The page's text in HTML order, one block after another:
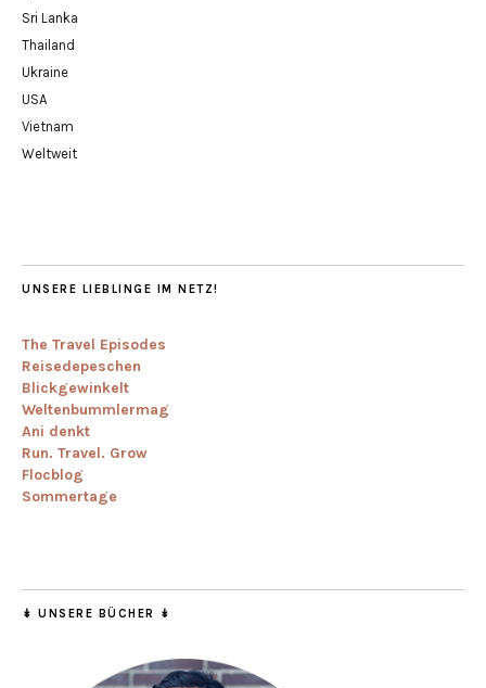
Sri Lanka
Thailand
Ukraine
USA
Vietnam
Weltweit
UNSERE LIEBLINGE IM NETZ!
The Travel Episodes
Reisedepeschen
Blickgewinkelt
Weltenbummlermag
Ani denkt
Run. Travel. Grow
Flocblog
Sommertage
↡ UNSERE BÜCHER ↡